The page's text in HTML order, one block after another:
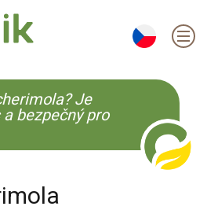
ES KO
Je
bezpečný pro